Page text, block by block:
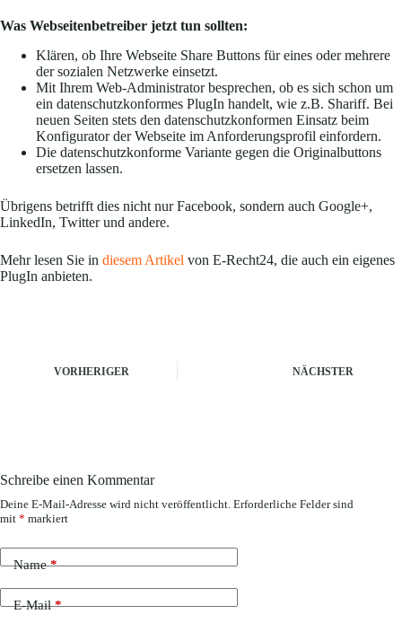
Was Webseitenbetreiber jetzt tun sollten:
Klären, ob Ihre Webseite Share Buttons für eines oder mehrere
der sozialen Netzwerke einsetzt.
Mit Ihrem Web-Administrator besprechen, ob es sich schon um
ein datenschutzkonformes PlugIn handelt, wie z.B. Shariff. Bei
neuen Seiten stets den datenschutzkonformen Einsatz beim
Konfigurator der Webseite im Anforderungsprofil einfordern.
Die datenschutzkonforme Variante gegen die Originalbuttons
ersetzen lassen.
Übrigens betrifft dies nicht nur Facebook, sondern auch Google+,
LinkedIn, Twitter und andere.
Mehr lesen Sie in diesem Artikel von E-Recht24, die auch ein eigenes
PlugIn anbieten.
VORHERIGER NÄCHSTER
Schreibe einen Kommentar
Deine E-Mail-Adresse wird nicht veröffentlicht. Erforderliche Felder sind
mit * markiert
Name*
E-Mail*